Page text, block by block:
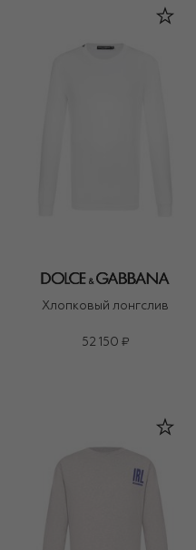
Хлопковый лонгслив
52 150 ₽